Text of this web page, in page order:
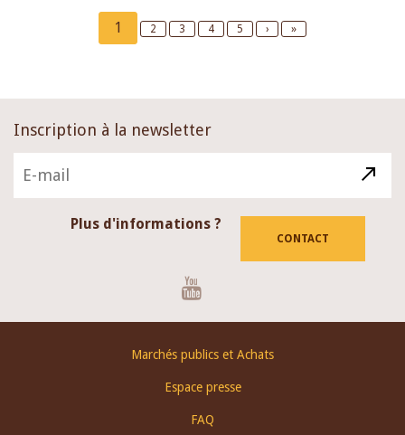
Current
page
1 Page
2 Page
3 Page
4 Page
5
Next
›
Last
»
Inscription à la newsletter
Plus d'informations ?
CONTACT
Marchés publics et Achats
Espace presse
FAQ